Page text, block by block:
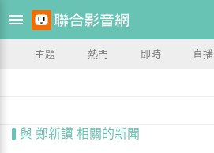
主題 熱門 即時 直播
與 鄭新讚 相關的新聞